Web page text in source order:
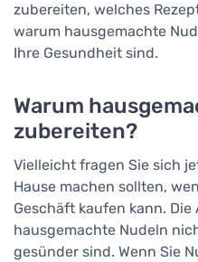
zubereiten, welches
warum hausgemachte
Ihre Gesundheit sind.
Warum
zubereiten?
Vielleicht fragen Sie sich
Hause machen sollten,
Geschäft kaufen kann.
hausgemachte Nudeln
gesünder sind. Wenn Sie